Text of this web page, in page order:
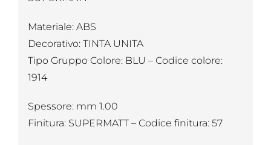
Materiale: ABS
Decorativo: TINTA UNITA
Tipo Gruppo Colore: BLU – Codice colore:
1914
Spessore: mm 1.00
Finitura: SUPERMATT – Codice finitura: 57